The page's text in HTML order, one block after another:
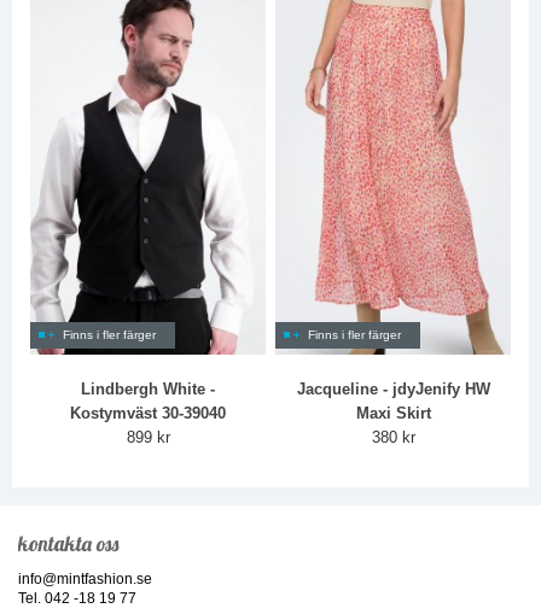
Finns i fler färger
Lindbergh White -
Kostymväst 30-39040
899 kr
Finns i fler färger
Jacqueline - jdyJenify HW
Maxi Skirt
380 kr
kontakta oss
info@mintfashion.se
Tel. 042 -18 19 77